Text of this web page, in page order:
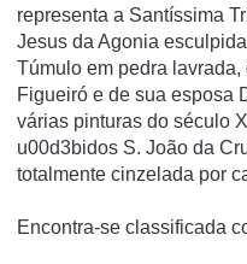
representa a Santí­ssima
Jesus da Agonia
Túmulo em pedra
Figueiró e de sua esposa
várias pinturas do século
u00d3bidos S. João da
totalmente cinzelada por
Encontra-se classificada